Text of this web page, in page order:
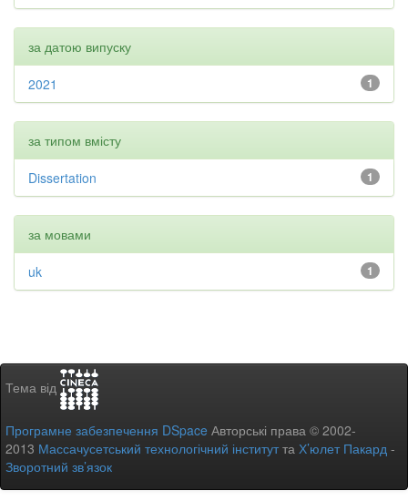
за датою випуску
1
2021
за типом вмісту
1
Dissertation
за мовами
1
uk
Тема від
Програмне забезпечення DSpace Авторські права © 2002-
2013 Массачусетський технологічний інститутта Х’юлет Пакард -
Зворотний зв’язок